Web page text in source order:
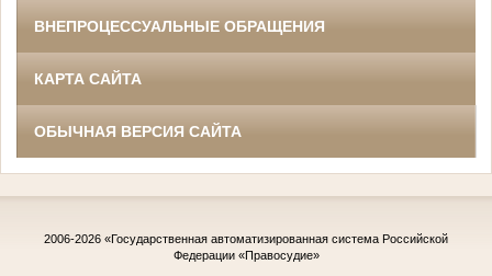
ВНЕПРОЦЕССУАЛЬНЫЕ ОБРАЩЕНИЯ
КАРТА САЙТА
ОБЫЧНАЯ ВЕРСИЯ САЙТА
2006-2026 «Государственная автоматизированная система Российской
Федерации «Правосудие»